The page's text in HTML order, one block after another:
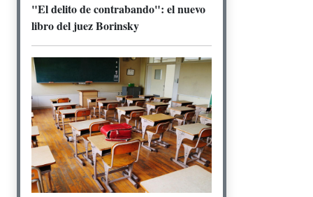
"El delito de contrabando": el nuevo
libro del juez Borinsky